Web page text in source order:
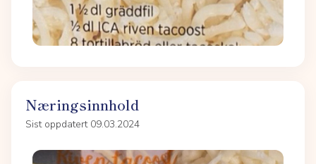
Næringsinnhold
Sist oppdatert 09.03.2024